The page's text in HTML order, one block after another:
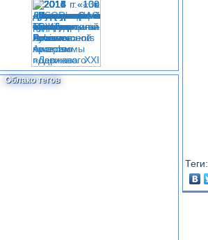
Облако тегов
Теги: